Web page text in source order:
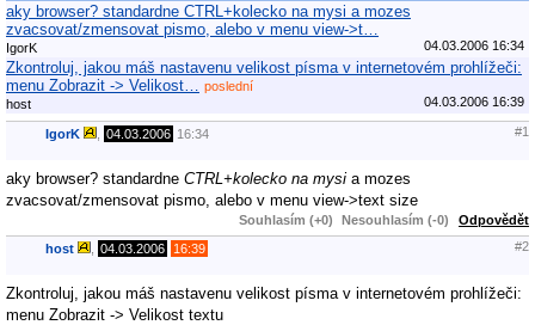
aky browser? standardne CTRL+kolecko na mysi a mozes
zvacsovat/zmensovat pismo, alebo v menu view->t…
IgorK 04.03.2006 16:34
Zkontroluj, jakou máš nastavenu velikost písma v internetovém prohlížeči:
menu Zobrazit -> Velikost…
poslední
host
04.03.2006 16:39
IgorK 04.03.2006 16:34 #1
aky browser? standardne CTRL+kolecko na mysi a mozes
zvacsovat/zmensovat pismo, alebo v menu view->text size
Souhlasím (+0) Nesouhlasím (-0) Odpovědět
host 04.03.2006 16:39 #2
Zkontroluj, jakou máš nastavenu velikost písma v internetovém prohlížeči:
menu Zobrazit -> Velikost textu